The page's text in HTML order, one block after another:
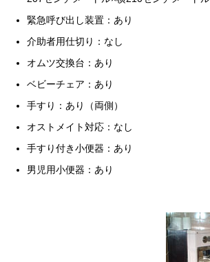
緊急呼び出し装置：あり
介助者用仕切り：なし
オムツ交換台：あり
ベビーチェア：あり
手すり：あり（両側）
オストメイト対応：なし
手すり付き小便器：あり
男児用小便器：あり